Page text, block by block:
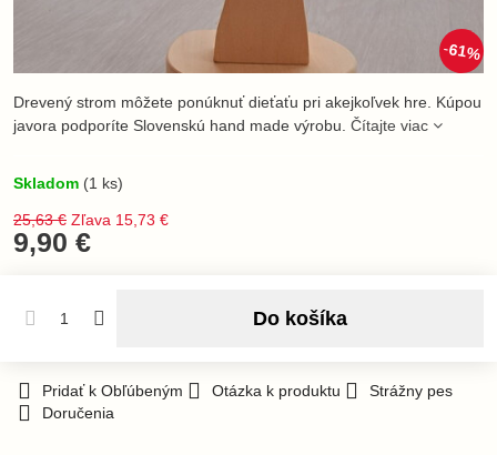
61%
Drevený strom môžete ponúknuť dieťaťu pri akejkoľvek hre. Kúpou
javora podporíte Slovenskú hand made výrobu. Čítajte viac
Skladom (1 ks)
25,63 € Zľava 15,73 €
9,90 €
Do košíka
Pridať k Obľúbeným Otázka k produktu
Strážny pes
Doručenia